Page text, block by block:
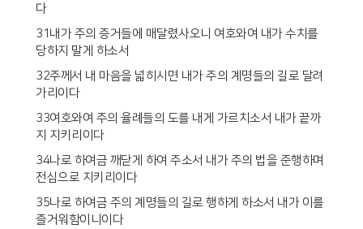
다
31내가 주의 증거들에 매달렸사오니 여호와여 내가 수치를
당하지 말게 하소서
32주께서 내 마음을 넓히시면 내가 주의 계명들의 길로 달려
가리이다
33여호와여 주의 율례들의 도를 내게 가르치소서 내가 끝까
지 지키리이다
34나로 하여금 깨닫게 하여 주소서 내가 주의 법을 준행하며
전심으로 지키리이다
35나로 하여금 주의 계명들의 길로 행하게 하소서 내가 이를
즐거워함이니이다